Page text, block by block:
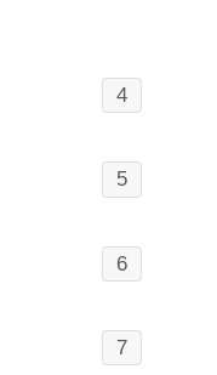
4
5
6
7